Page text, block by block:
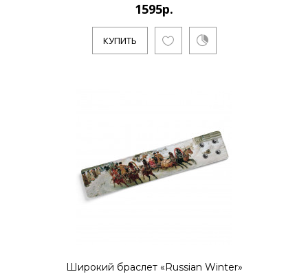
1595р.
1595р.
КУПИТЬ
Широкий браслет «Russian Winter»